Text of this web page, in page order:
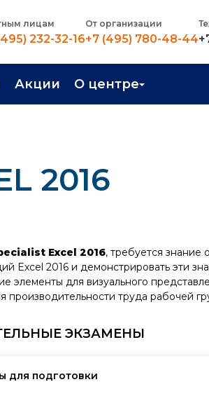
лицам
232-32-16
От организации
+7 (495) 780-48-44
Акции О центре
О центре
2016
Excel 2016, требуется знание
2016 и демонстрировать эти
элементы для визуального
труда рабочей
ЭКЗАМЕНЫ
для подготовки